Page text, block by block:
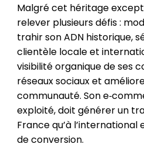
Malgré cet héritage
relever plusieurs défis :
trahir son ADN historique,
clientèle locale et
visibilité organique de ses
réseaux sociaux et
communauté. Son
exploité, doit générer un
France qu’à
de conversion.